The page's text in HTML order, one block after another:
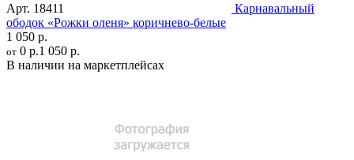
Арт. 18411
Карнавальный
ободок «Рожки оленя» коричнево-белые
1 050 р.
от 0 р.1 050 р.
В наличии на маркетплейсах